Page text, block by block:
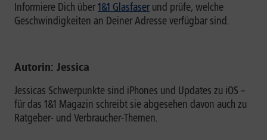
Informiere Dich über1&1 Glasfaser und prüfe, welche
Geschwindigkeiten an Deiner Adresse verfügbar sind.
Autorin: Jessica
Jessicas Schwerpunkte sind iPhones und Updates zu iOS –
für das 1&1 Magazin schreibt sie abgesehen davon auch zu
Ratgeber- und Verbraucher-Themen.